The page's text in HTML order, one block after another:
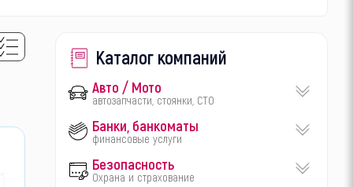
Каталог компаний
Авто / Мото
автозапчасти, стоянки, СТО
Банки, банкоматы
финансовые услуги
Безопасность
Охрана и страхование